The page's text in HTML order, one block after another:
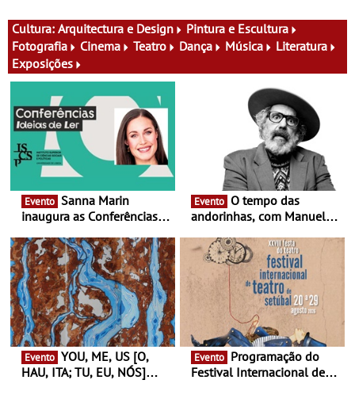
atividades para toda a
família e muito mais
Cultura: Arquitectura e Design
Pintura e Escultura
Fotografia
Cinema Teatro Dança Música
Literatura
Exposições
Evento
inaugura as Conferências
Antiga primeira-ministra da
Finlândia é a convidada da
primeira edição do novo
ciclo de debates dedicado
aos grandes temas do
nosso tempo
Evento
andorinhas, com Manuel
Atum - Concerto
performance na MAAT
Gallery a 3 de Setembro,
19:30
Evento
HAU, ITA; TU, EU, NÓS]
Evento
Festival Internacional de